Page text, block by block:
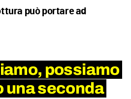
può portare ad
possiamo
una seconda